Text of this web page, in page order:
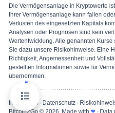
Die Vermögensanlage in Kryptowerte
Ihrer Vermögensanlage kann fallen
Verlusten des eingesetzten Kapitals
Analysen oder Prognosen sind kein
Wertentwicklung. Alle genannten
Sie dazu unsere Risikohinweise. Eine
Richtigkeit, Angemessenheit und
gestellten Informationen sowie für
übernommen.
Impressum∙ Datenschutz ∙